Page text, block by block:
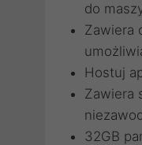
do
Zawiera
Hostuj
Zawiera
32GB